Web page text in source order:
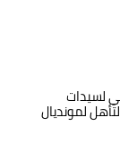
لسيدات
لمونديال